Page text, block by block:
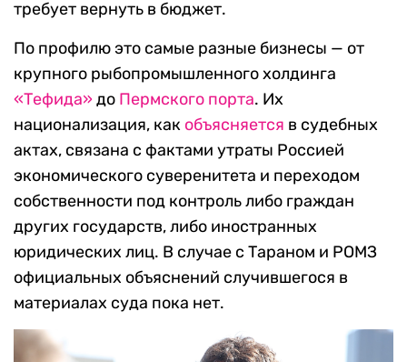
требует вернуть в бюджет.
По профилю это самые разные бизнесы — от
крупного рыбопромышленного холдинга
«Тефида»до Пермского порта. Их
национализация, как объясняется в судебных
актах, связана с фактами утраты Россией
экономического суверенитета и переходом
собственности под контроль либо граждан
других государств, либо иностранных
юридических лиц. В случае с Тараном и РОМЗ
официальных объяснений случившегося в
материалах суда пока нет.